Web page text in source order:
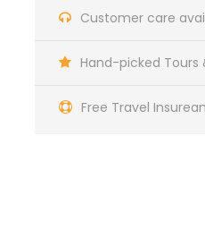
Customer care
Hand-picked Tours
Free Travel
spectacle captivant du
lumière créent une
des souvenirs qui